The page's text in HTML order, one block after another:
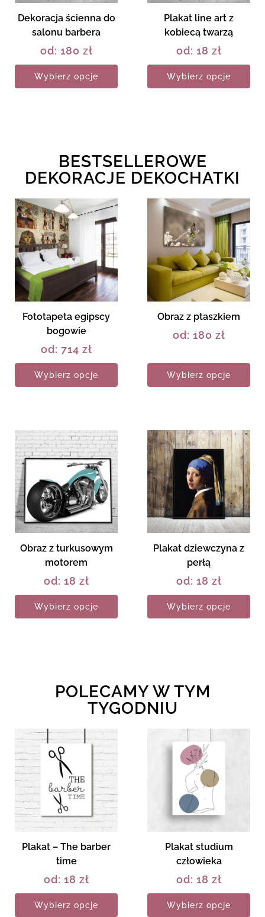
Dekoracja ścienna do
salonu barbera
od: 180 zł
Wybierz opcje
Plakat line art z
kobiecą twarzą
od: 18 zł
Wybierz opcje
BESTSELLEROWE
DEKORACJE DEKOCHATKI
Fototapeta egipscy
bogowie
od: 714 zł
Wybierz opcje
Obraz z ptaszkiem
od: 180 zł
Wybierz opcje
Obraz z turkusowym
motorem
od: 18 zł
Wybierz opcje
Plakat dziewczyna z
perłą
od: 18 zł
Wybierz opcje
POLECAMY W TYM
TYGODNIU
Plakat – The barber
time
od: 18 zł
Wybierz opcje
Plakat studium
człowieka
od: 18 zł
Wybierz opcje